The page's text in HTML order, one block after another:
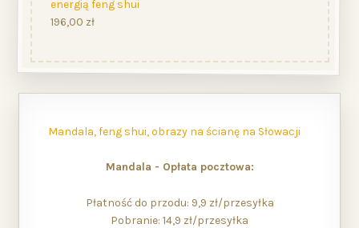
energią feng shui
196,00 zł
Mandala, feng shui, obrazy na ścianę na Słowacji
Mandala - Opłata pocztowa:
Płatność do przodu: 9,9 zł/przesyłka
Pobranie: 14,9 zł/przesyłka